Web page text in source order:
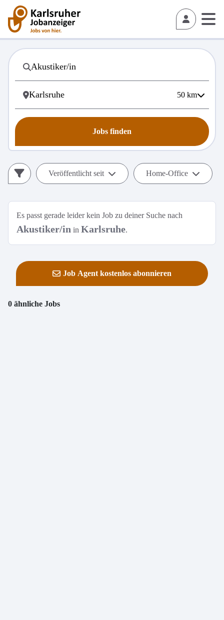
50 km
Jobs finden
Veröffentlicht seit Home-Office
Es passt gerade leider kein Job zu deiner Suche nach
Akustiker/in in Karlsruhe.
Job Agent kostenlos abonnieren
0 ähnliche Jobs